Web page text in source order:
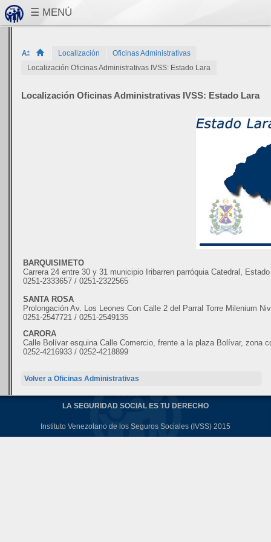
Localización
Oficinas Administrativas
Localización Oficinas Administrativas IVSS: Estado Lara
Localización Oficinas Administrativas IVSS: Estado Lara
BARQUISIMETO
Carrera 24 entre 30 y 31 municipio Iribarren parróquia Catedral,
0251-2333657 / 0251-2322565
SANTA ROSA
Prolongación Av. Los Leones Con Calle 2 del Parral Torre Milenium
0251-2547721 / 0251-2549135
CARORA
Calle Bolívar esquina Calle Comercio, frente a la plaza Bolívar, zona
0252-4216933 / 0252-4218899
Volver a Oficinas Administrativas
LA SEGURIDAD SOCIAL ES TU DERECHO
Instituto Venezolano de los Seguros Sociales (IVSS) 2015